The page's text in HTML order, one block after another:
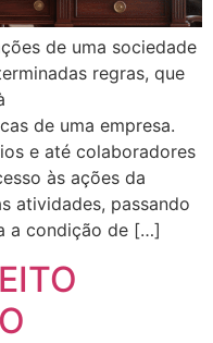
de uma sociedade
regras, que
de uma empresa.
e até colaboradores
às ações da
atividades, passando
a condição de […]